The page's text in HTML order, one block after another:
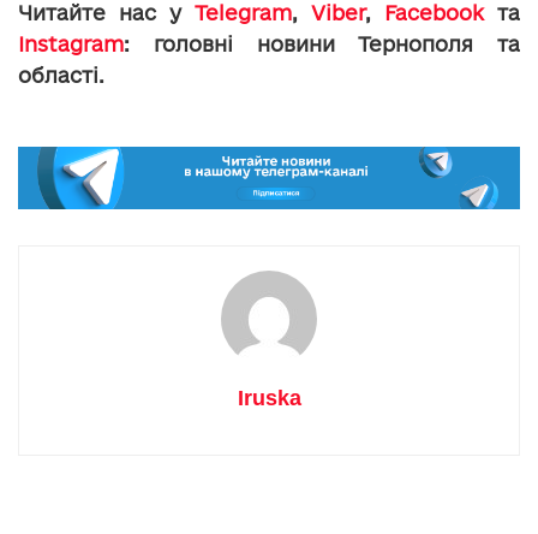
Читайте нас у Telegram, Viber, Facebookта
Instagram: головні новини Тернополя та
області.
Iruska